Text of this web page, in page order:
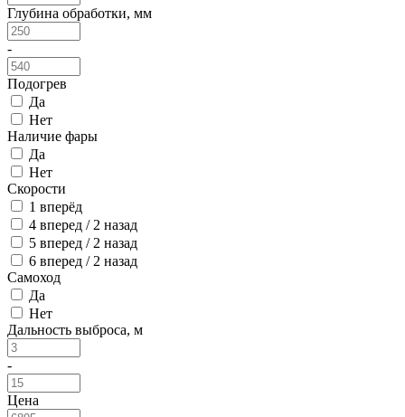
Глубина обработки, мм
-
Подогрев
Да
Нет
Наличие фары
Да
Нет
Скорости
1 вперёд
4 вперед / 2 назад
5 вперед / 2 назад
6 вперед / 2 назад
Самоход
Да
Нет
Дальность выброса, м
-
Цена